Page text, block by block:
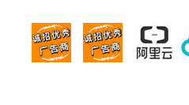
顶部广告位1
广告位招商_广告位待
顶部广告位
广告位招